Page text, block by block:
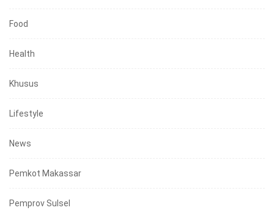
Food
Health
Khusus
Lifestyle
News
Pemkot Makassar
Pemprov Sulsel